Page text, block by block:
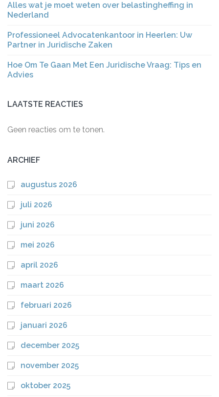
Alles wat je moet weten over belastingheffing in
Nederland
Professioneel Advocatenkantoor in Heerlen: Uw
Partner in Juridische Zaken
Hoe Om Te Gaan Met Een Juridische Vraag: Tips en
Advies
LAATSTE REACTIES
Geen reacties om te tonen.
ARCHIEF
augustus 2026
juli 2026
juni 2026
mei 2026
april 2026
maart 2026
februari 2026
januari 2026
december 2025
november 2025
oktober 2025